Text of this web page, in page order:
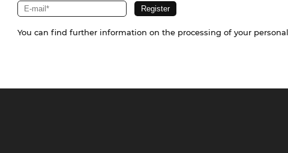
You can find further information on the processing of your